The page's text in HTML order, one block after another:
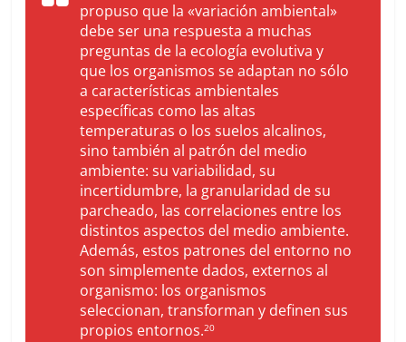
propuso que la «variación ambiental»
debe ser una respuesta a muchas
preguntas de la ecología evolutiva y
que los organismos se adaptan no sólo
a características ambientales
específicas como las altas
temperaturas o los suelos alcalinos,
sino también al patrón del medio
ambiente: su variabilidad, su
incertidumbre, la granularidad de su
parcheado, las correlaciones entre los
distintos aspectos del medio ambiente.
Además, estos patrones del entorno no
son simplemente dados, externos al
organismo: los organismos
seleccionan, transforman y definen sus
propios entornos.20